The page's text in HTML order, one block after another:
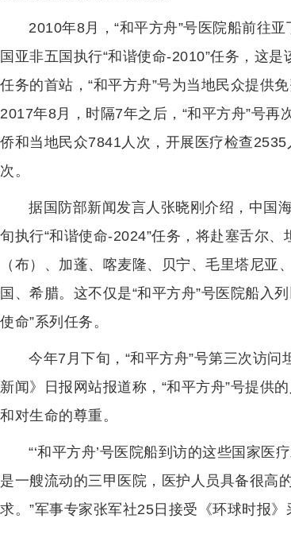
2010年8月，“和平方舟”号医院船前往
国亚非五国执行“和谐使命-2010”任务，这
任务的首站，“和平方舟”号为当地民众提供
2017年8月，时隔7年之后，“和平方舟”号再
侨和当地民众7841人次，开展医疗检查
次。
据国防部新闻发言人张晓刚介绍，中国
旬执行“和谐使命-2024”任务，将赴塞舌尔
（布）、加蓬、喀麦隆、贝宁、毛里塔尼
国、希腊。这不仅是“和平方舟”号医院船入
使命”系列任务。
今年7月下旬，“和平方舟”号第三次访
新闻》日报网站报道称，“和平方舟”号提供
和对生命的尊重。
“‘和平方舟’号医院船到访的这些国家
是一艘流动的三甲医院，医护人员具备很高
求。”军事专家张军社25日接受《环球时报》